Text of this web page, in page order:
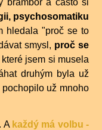
brambor a často si
psychosomatiku
hledala "proč se to
smysl, proč se
jsem si musela
druhým byla už
už mnoho
A každý má volbu -